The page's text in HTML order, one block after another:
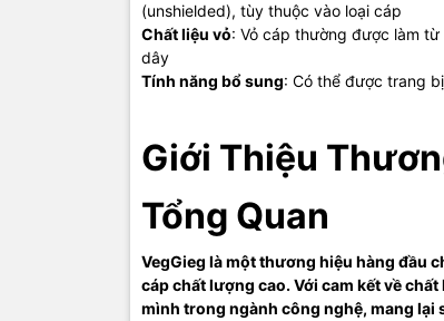
(unshielded), tùy thuộc vào loại cáp
Chất liệu vỏ: Vỏ cáp thường được làm
dây
Tính năng bổ sung: Có thể được trang
Giới Thiệu
Tổng Quan
VegGieg là một thương hiệu hàng đầu
cáp chất lượng cao. Với cam kết về
mình trong ngành công nghệ, mang lại